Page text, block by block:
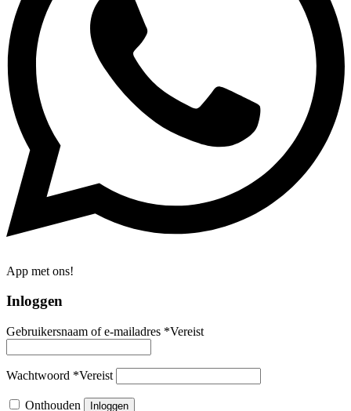
App met ons!
Inloggen
Gebruikersnaam of e-mailadres *Vereist
Wachtwoord *Vereist
Onthouden Inloggen